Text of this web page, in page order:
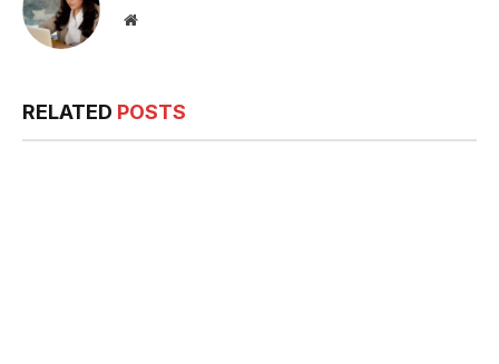
Website
RELATED POSTS